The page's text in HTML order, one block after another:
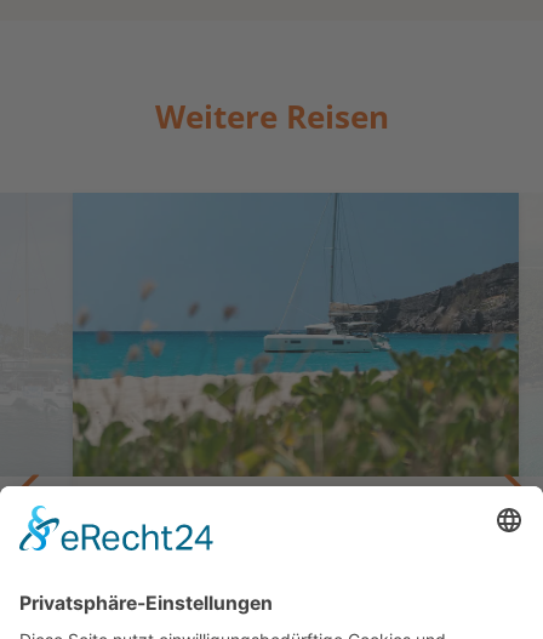
Weitere Reisen
Katamaranfahrt St. Martin - St. Barth
8 Tage ab/bis St. Martin